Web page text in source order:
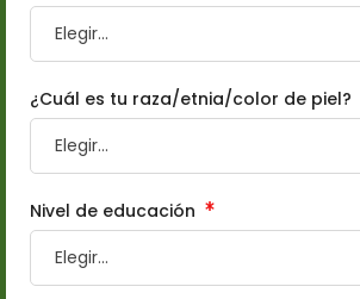
¿Cuál es tu raza/etnia/color de piel?
Nivel de educación